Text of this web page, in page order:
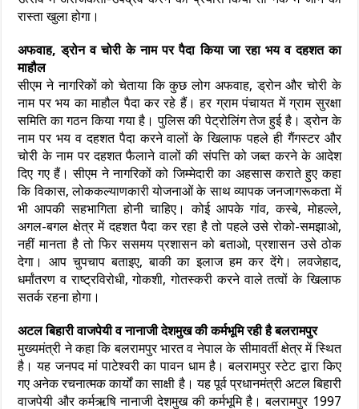
रास्ता खुला होगा।
अफवाह, ड्रोन व चोरी के नाम पर पैदा किया जा रहा भय व दहशत का
माहौल
सीएम ने नागरिकों को चेताया कि कुछ लोग अफवाह, ड्रोन और चोरी के
नाम पर भय का माहौल पैदा कर रहे हैं। हर ग्राम पंचायत में ग्राम सुरक्षा
समिति का गठन किया गया है। पुलिस की पेट्रोलिंग तेज हुई है। ड्रोन के
नाम पर भय व दहशत पैदा करने वालों के खिलाफ पहले ही गैंगस्टर और
चोरी के नाम पर दहशत फैलाने वालों की संपत्ति को जब्त करने के आदेश
दिए गए हैं। सीएम ने नागरिकों को जिम्मेदारी का अहसास कराते हुए कहा
कि विकास, लोककल्याणकारी योजनाओं के साथ व्यापक जनजागरूकता में
भी आपकी सहभागिता होनी चाहिए। कोई आपके गांव, कस्बे, मोहल्ले,
अगल-बगल क्षेत्र में दहशत पैदा कर रहा है तो पहले उसे रोको-समझाओ,
नहीं मानता है तो फिर ससमय प्रशासन को बताओ, प्रशासन उसे ठोक
देगा। आप चुपचाप बताइए, बाकी का इलाज हम कर देंगे। लवजेहाद,
धर्मांतरण व राष्ट्रविरोधी, गोकशी, गोतस्करी करने वाले तत्वों के खिलाफ
सतर्क रहना होगा।
अटल बिहारी वाजपेयी व नानाजी देशमुख की कर्मभूमि रही है बलरामपुर
मुख्यमंत्री ने कहा कि बलरामपुर भारत व नेपाल के सीमावर्ती क्षेत्र में स्थित
है। यह जनपद मां पाटेश्वरी का पावन धाम है। बलरामपुर स्टेट द्वारा किए
गए अनेक रचनात्मक कार्यों का साक्षी है। यह पूर्व प्रधानमंत्री अटल बिहारी
वाजपेयी और कर्मऋषि नानाजी देशमुख की कर्मभूमि है। बलरामपुर 1997